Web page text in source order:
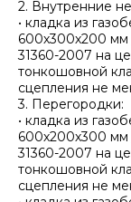
2. Внутренние
• кладка из
600х300х200
31360-2007 на
тонкошовной
сцепления не
3. Перегородки:
• кладка из
600х200х300
31360-2007 на
тонкошовной
сцепления не